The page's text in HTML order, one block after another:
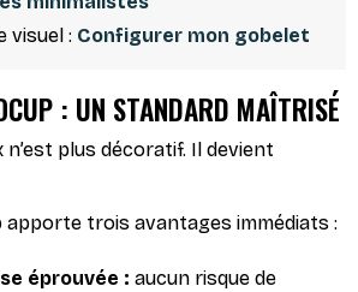
visuel : Configurer mon gobelet
: UN STANDARD MAÎTRISÉ
n’est plus décoratif. Il devient
apporte trois avantages immédiats :
éprouvée : aucun risque de